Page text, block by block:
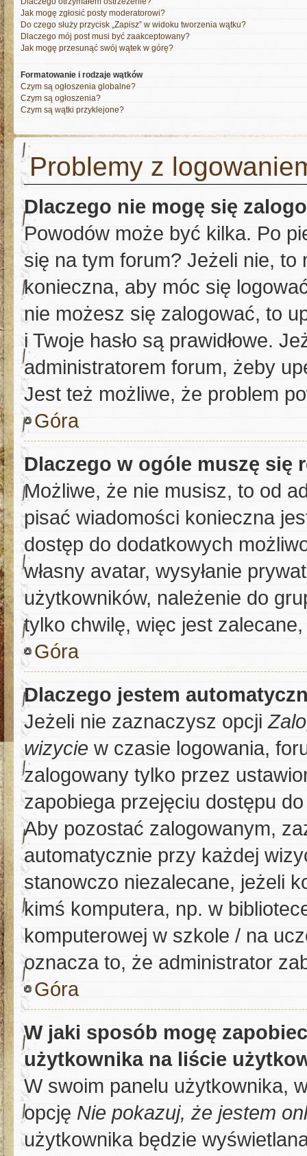
Jak mogę zgłosić posty moderatorowi?
Do czego służy przycisk „Zapisz” w widoku tworzenia wątku?
Dlaczego mój post musi być zaakceptowany?
Jak mogę przesunąć swój wątek w górę?
Formatowanie i rodzaje wątków
Czym są ogłoszenia globalne?
Czym są ogłoszenia?
Czym są wątki przyklejone?
Problemy z
Dlaczego nie mogę się
Powodów może być kilka. Po
się na tym forum? Jeżeli nie,
konieczna, aby móc się
nie możesz się zalogować, to
i Twoje hasło są prawidłowe.
administratorem forum, żeby
Jest też możliwe, że problem
Góra
Dlaczego w ogóle muszę się
Możliwe, że nie musisz, to od
pisać wiadomości konieczna
dostęp do dodatkowych
własny avatar, wysyłanie
użytkowników, należenie do
tylko chwilę, więc jest zalecane,
Góra
Dlaczego jestem
Jeżeli nie zaznaczysz opcji
wizycie w czasie logowania,
zalogowany tylko przez
zapobiega przejęciu dostępu
Aby pozostać zalogowanym,
automatycznie przy każdej
stanowczo niezalecane, jeżeli
kimś komputera, np. w
komputerowej w szkole / na
oznacza to, że administrator
Góra
W jaki sposób mogę
użytkownika na liście
W swoim panelu użytkownika,
opcję Nie pokazuj, że jestem
użytkownika będzie